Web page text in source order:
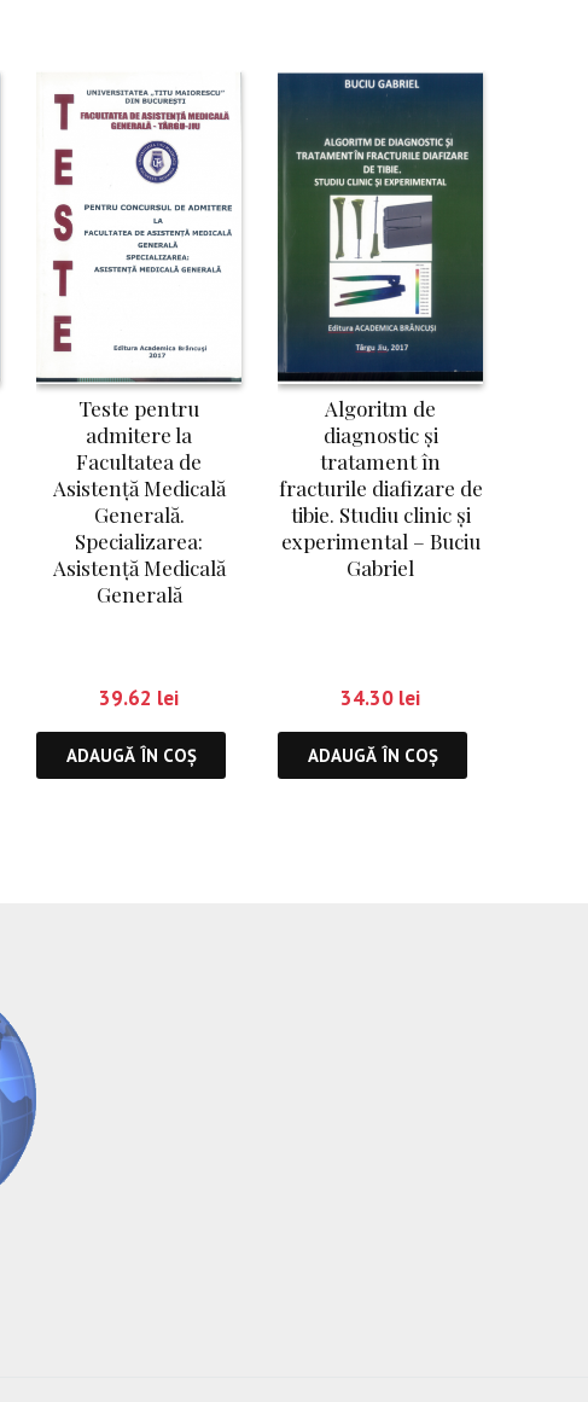
Teste pentru
admitere la
Facultatea de
Asistență Medicală
Generală.
Specializarea:
Asistență Medicală
Generală
39.62 lei
ADAUGĂ ÎN COȘ
Algoritm de
diagnostic și
tratament în
fracturile diafizare de
tibie. Studiu clinic și
experimental – Buciu
Gabriel
34.30 lei
ADAUGĂ ÎN COȘ